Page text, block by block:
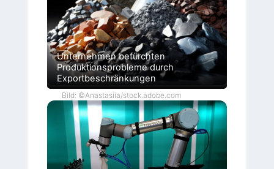
Unternehmen befürchten
Produktionsprobleme durch
Exportbeschränkungen
Bild: ©Anastasiia/stock.adobe.com